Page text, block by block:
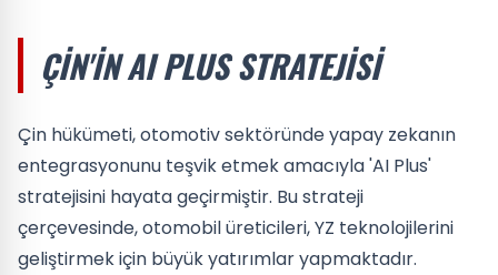
ÇIN'IN AI PLUS STRATEJISI
Çin hükümeti, otomotiv sektöründe yapay zekanın
entegrasyonunu teşvik etmek amacıyla 'AI Plus'
stratejisini hayata geçirmiştir. Bu strateji
çerçevesinde, otomobil üreticileri, YZ teknolojilerini
geliştirmek için büyük yatırımlar yapmaktadır.